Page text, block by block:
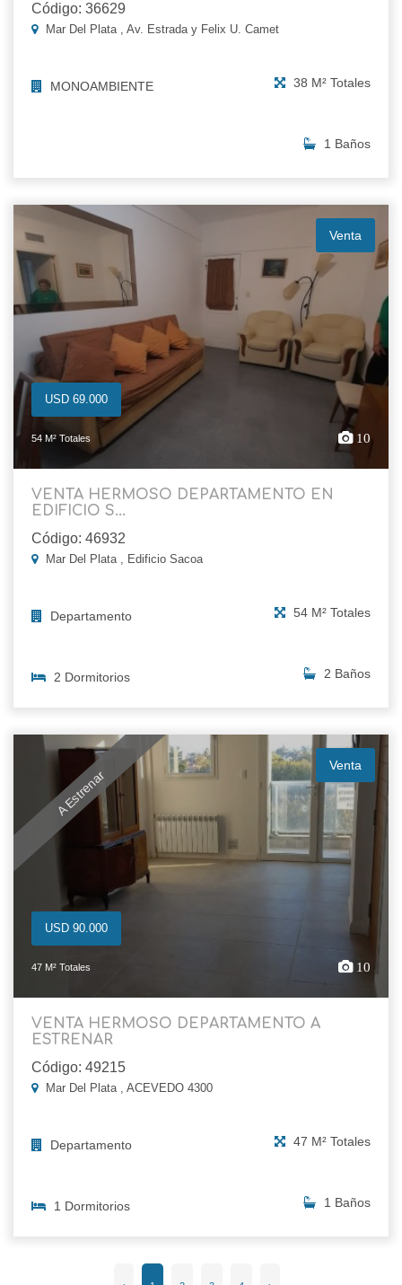
Código: 36629
Mar Del Plata , Av. Estrada y Felix U. Camet
MONOAMBIENTE 38 M² Totales
1 Baños
Venta
USD 69.000
54 M² Totales 10
VENTA HERMOSO DEPARTAMENTO EN
EDIFICIO S...
Código: 46932
Mar Del Plata , Edificio Sacoa
Departamento 54 M² Totales
2 Dormitorios 2 Baños
A Estrenar
Venta
USD 90.000
47 M² Totales 10
VENTA HERMOSO DEPARTAMENTO A
ESTRENAR
Código: 49215
Mar Del Plata , ACEVEDO 4300
Departamento 47 M² Totales
1 Dormitorios 1 Baños